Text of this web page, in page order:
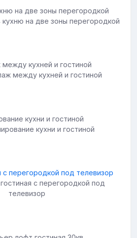
кухню на две зоны перегородкой
между кухней и гостиной
кухни и гостиной
с перегородкой под
телевизор